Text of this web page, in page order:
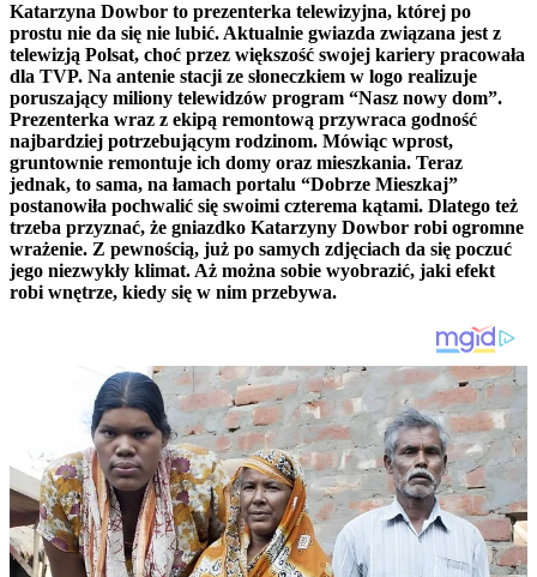
Katarzyna Dowbor to prezenterka telewizyjna, której po
prostu nie da się nie lubić. Aktualnie gwiazda związana jest z
telewizją Polsat, choć przez większość swojej kariery pracowała
dla TVP. Na antenie stacji ze słoneczkiem w logo realizuje
poruszający miliony telewidzów program “Nasz nowy dom”.
Prezenterka wraz z ekipą remontową przywraca godność
najbardziej potrzebującym rodzinom. Mówiąc wprost,
gruntownie remontuje ich domy oraz mieszkania. Teraz
jednak, to sama, na łamach portalu “Dobrze Mieszkaj”
postanowiła pochwalić się swoimi czterema kątami. Dlatego też
trzeba przyznać, że gniazdko Katarzyny Dowbor robi ogromne
wrażenie. Z pewnością, już po samych zdjęciach da się poczuć
jego niezwykły klimat. Aż można sobie wyobrazić, jaki efekt
robi wnętrze, kiedy się w nim przebywa.